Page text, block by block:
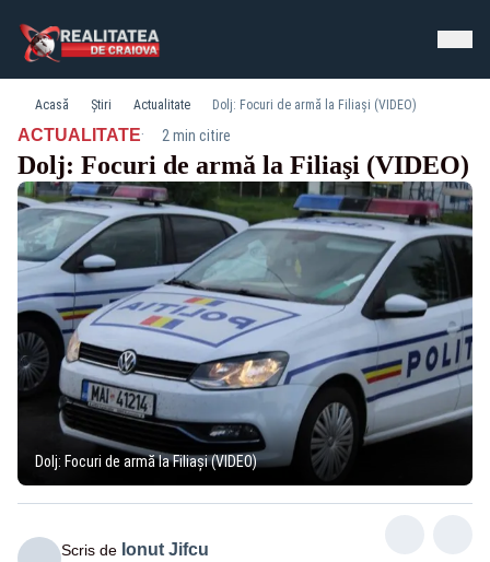
Acasă Știri Actualitate Dolj: Focuri de armă la Filiaşi (VIDEO)
ACTUALITATE· 2 min citire
Dolj: Focuri de armă la Filiaşi (VIDEO)
Dolj: Focuri de armă la Filiaşi (VIDEO)
Scris de Ionut Jifcu